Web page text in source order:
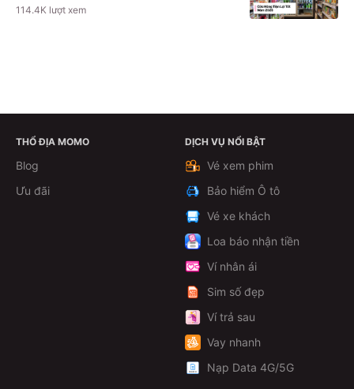
114.4K lượt xem
Theo dõi
THỔ ĐỊA MOMO
Blog
Ưu đãi
DỊCH VỤ NỔI BẬT
Vé xem phim
Bảo hiểm Ô tô
Vé xe khách
Loa báo nhận tiền
Ví nhân ái
Sim số đẹp
Ví trả sau
Vay nhanh
Nạp Data 4G/5G